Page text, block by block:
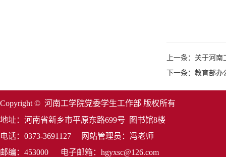
上一条：关于河
下一条：教育部办
Copyright © 河南工学院党委学生工作部 版权所有
地址：河南省新乡市平原东路699号 图书馆8楼
电话：0373-3691127 网站管理员：冯老师
邮编：453000 电子邮箱：hgyxsc@126.com